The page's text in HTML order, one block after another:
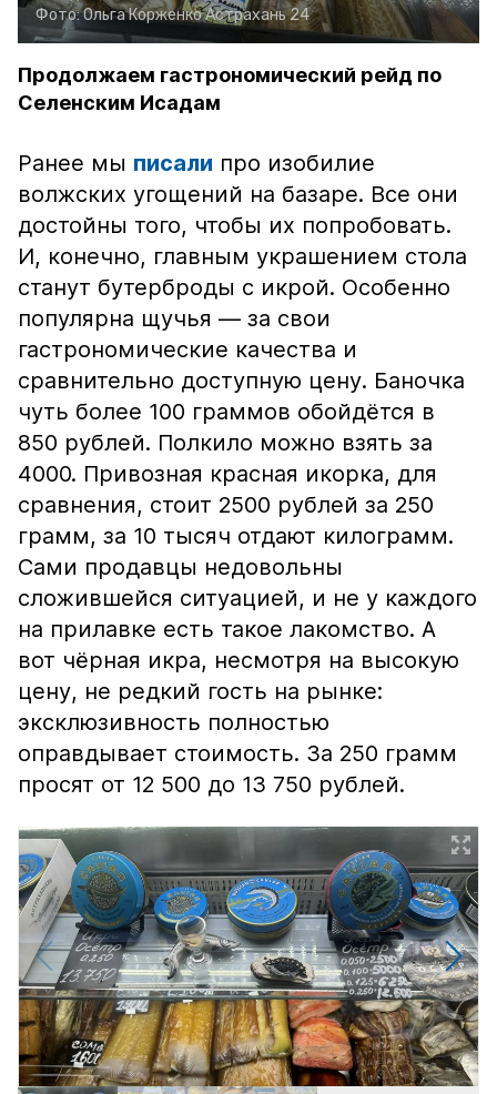
Фото:Ольга КорженкоАстрахань 24
Продолжаем гастрономический рейд по
Селенским Исадам
Ранее мы писали про изобилие
волжских угощений на базаре. Все они
достойны того, чтобы их попробовать.
И, конечно, главным украшением стола
станут бутерброды с икрой. Особенно
популярна щучья — за свои
гастрономические качества и
сравнительно доступную цену. Баночка
чуть более 100 граммов обойдётся в
850 рублей. Полкило можно взять за
4000. Привозная красная икорка, для
сравнения, стоит 2500 рублей за 250
грамм, за 10 тысяч отдают килограмм.
Сами продавцы недовольны
сложившейся ситуацией, и не у каждого
на прилавке есть такое лакомство. А
вот чёрная икра, несмотря на высокую
цену, не редкий гость на рынке:
эксклюзивность полностью
оправдывает стоимость. За 250 грамм
просят от 12 500 до 13 750 рублей.